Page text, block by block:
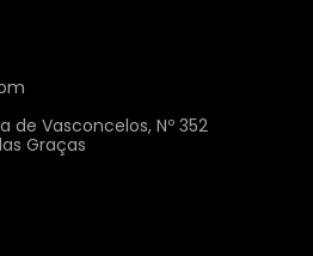
de Vasconcelos, Nº 352
Graças